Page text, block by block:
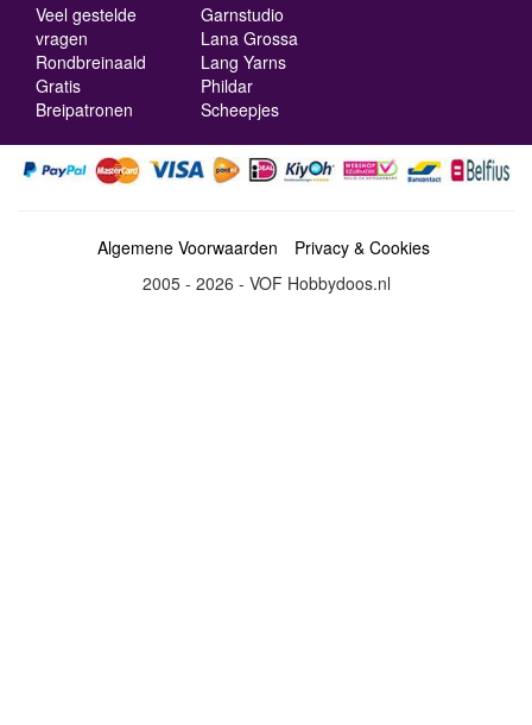
Veel gestelde
vragen
Rondbreinaald
Gratis
Breipatronen
Garnstudio
Lana Grossa
Lang Yarns
Phildar
Scheepjes
Algemene Voorwaarden
Privacy & Cookies
2005 - 2026 - VOF Hobbydoos.nl